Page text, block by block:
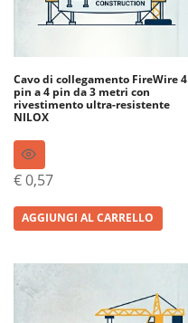
Cavo di collegamento FireWire 4
pin a 4 pin da 3 metri con
rivestimento ultra-resistente
NILOX
€0,57
AGGIUNGI AL CARRELLO